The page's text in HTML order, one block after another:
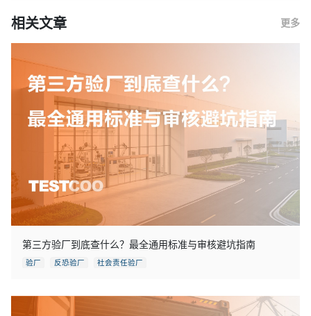
相关文章 更多
第三方验厂到底查什么？最全通用标准与审核避坑指南
验厂 反恐验厂 社会责任验厂